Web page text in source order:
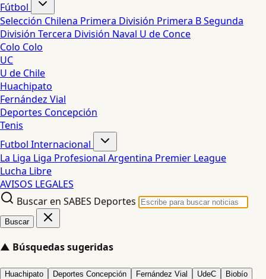
Fútbol
Selección Chilena Primera División Primera BSegunda
División Tercera División Naval U de Conce
Colo Colo
UC
U de Chile
Huachipato
Fernández Vial
Deportes Concepción
Tenis
Futbol Internacional
La Liga Liga Profesional Argentina Premier League
Lucha Libre
AVISOS LEGALES
Buscar en SABES Deportes
Buscar
▲ Búsquedas sugeridas
Huachipato Deportes Concepción Fernández Vial UdeC Biobío